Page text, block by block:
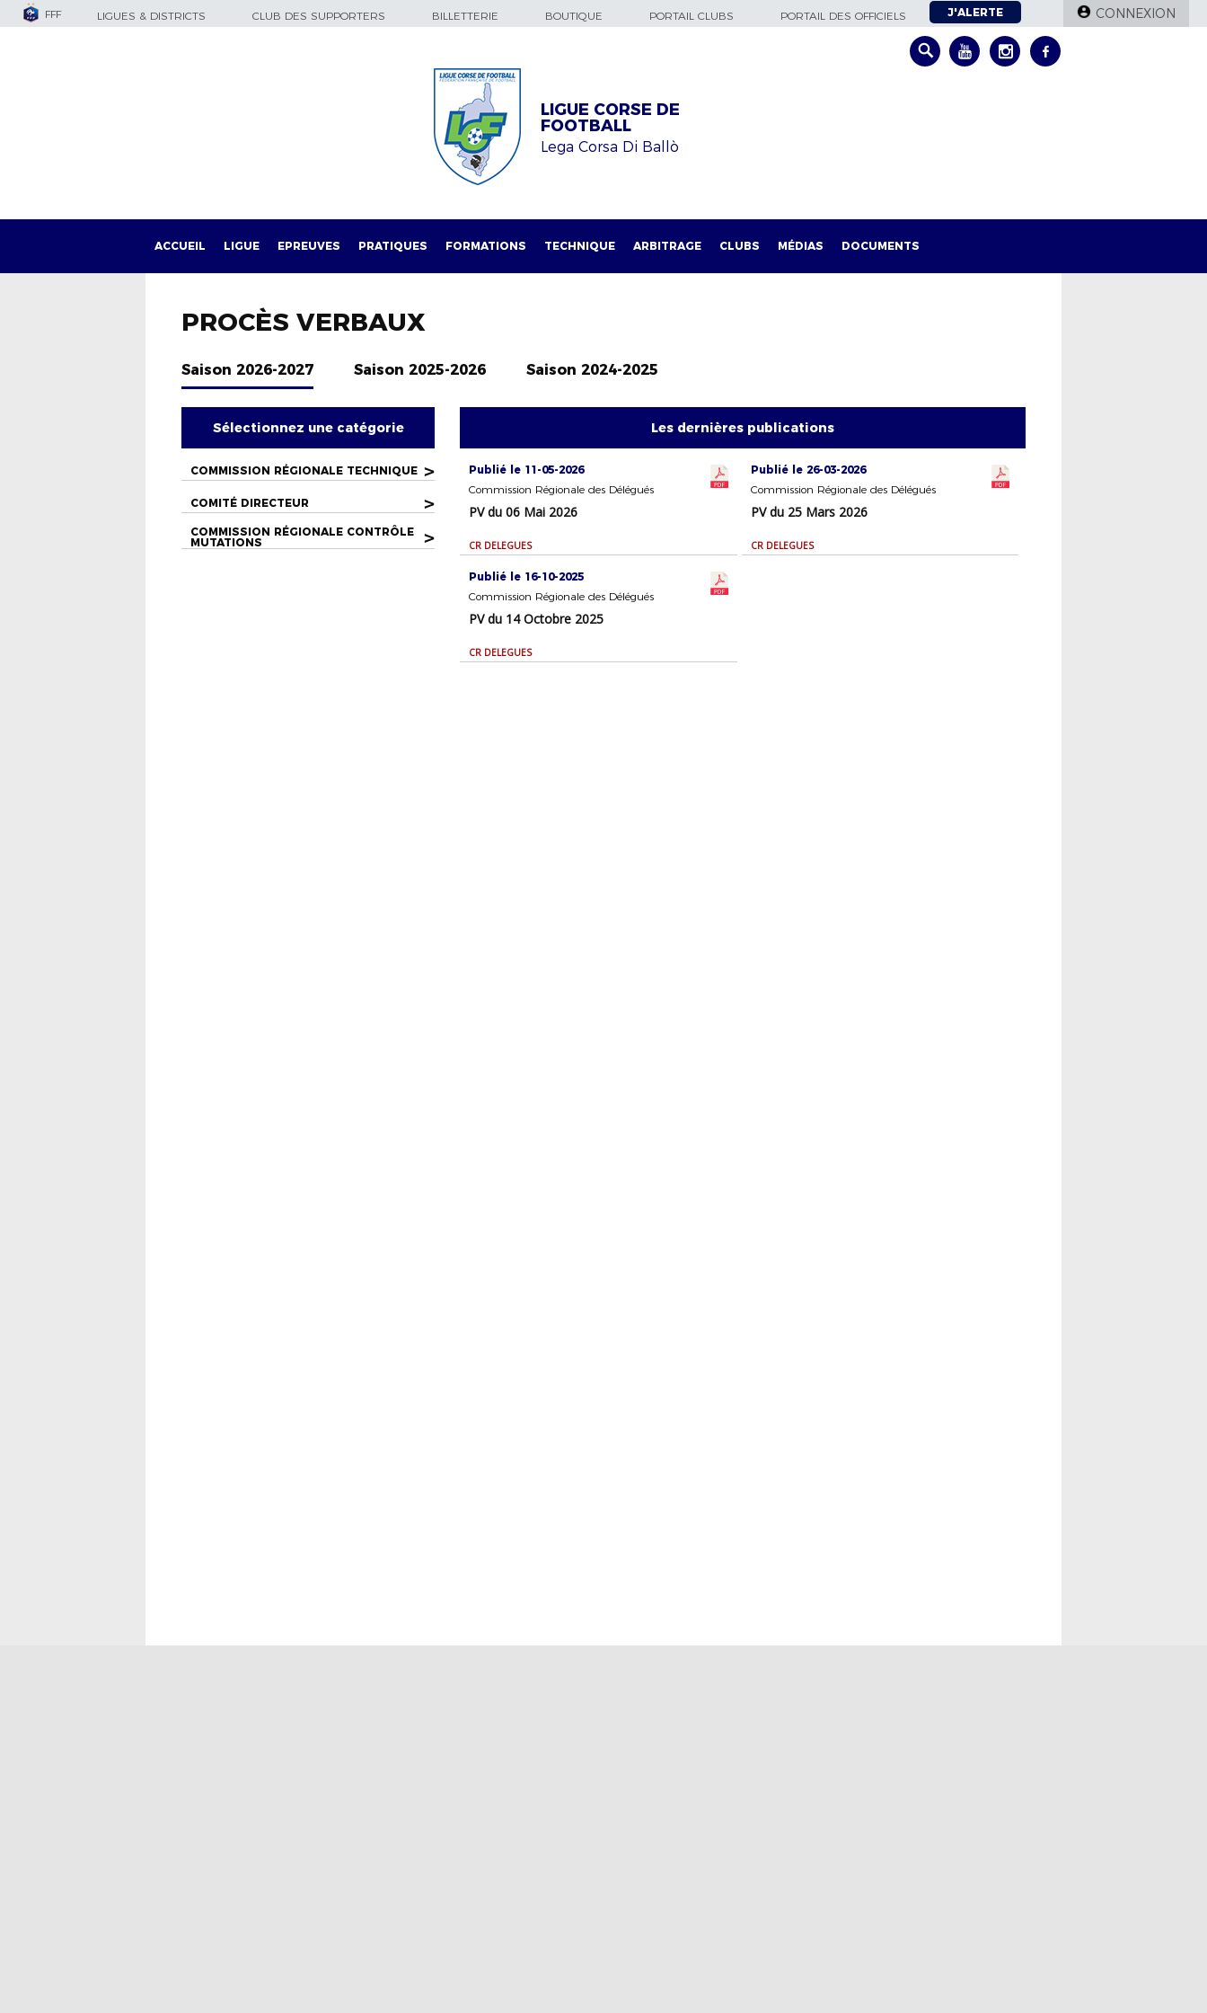
FFF LIGUES & DISTRICTS CLUB DES SUPPORTERS BILLETTERIE BOUTIQUE PORTAIL CLUBS PORTAIL DES OFFICIELS J'ALERTE CONNEXION
LIGUE CORSE DE
FOOTBALL
Lega Corsa Di Ballò
ACCUEIL LIGUE EPREUVES PRATIQUES FORMATIONS TECHNIQUE ARBITRAGE CLUBS MÉDIAS DOCUMENTS
PROCÈS VERBAUX
Saison 2026-2027 Saison 2025-2026 Saison 2024-2025
Sélectionnez une catégorie
COMMISSION RÉGIONALE TECHNIQUE >
COMITÉ DIRECTEUR >
COMMISSION RÉGIONALE CONTRÔLE
MUTATIONS
>
Les dernières publications
Publié le 11-05-2026
Commission Régionale des Délégués
PV du 06 Mai 2026
CR DELEGUES
Publié le 26-03-2026
Commission Régionale des Délégués
PV du 25 Mars 2026
CR DELEGUES
Publié le 16-10-2025
Commission Régionale des Délégués
PV du 14 Octobre 2025
CR DELEGUES